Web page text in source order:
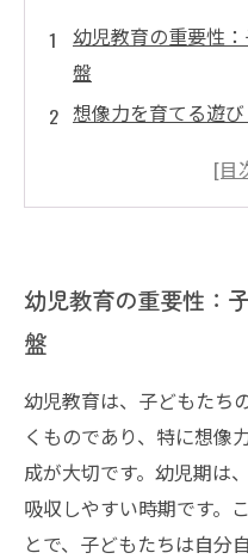
幼児教育の重要性
盤
想像力を育てる遊
コミュニケーショ
守る役割
未来を担う子ども
ーション力の大切さ
幼児教育の重要性：
盤
幼児教育は、子どもたち
くものであり、特に想像
成が大切です。幼児期は
吸収しやすい時期です。
とで、子どもたちは自分